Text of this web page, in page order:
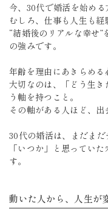
今、30代で婚活を始める
むしろ、仕事も人生も経
“結婚後のリアルな幸せ
の強みです。
年齢を理由にあきらめる
大切なのは、「どう生
う軸を持つこと。
その軸がある人ほど、出
30代の婚活は、まだまだ
「いつか」と思ってい
す。
動いた人から、人生が